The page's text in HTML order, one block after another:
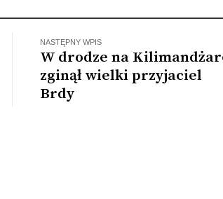
NASTĘPNY WPIS
W drodze na
zginął wielki przyjaciel
Brdy